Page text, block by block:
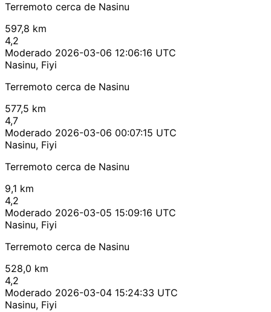
Terremoto cerca de Nasinu
597,8 km
4,2
Moderado 2026-03-06 12:06:16 UTC
Nasinu, Fiyi
Terremoto cerca de Nasinu
577,5 km
4,7
Moderado 2026-03-06 00:07:15 UTC
Nasinu, Fiyi
Terremoto cerca de Nasinu
9,1 km
4,2
Moderado 2026-03-05 15:09:16 UTC
Nasinu, Fiyi
Terremoto cerca de Nasinu
528,0 km
4,2
Moderado 2026-03-04 15:24:33 UTC
Nasinu, Fiyi